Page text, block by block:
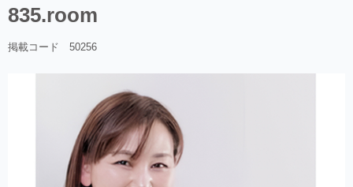
835.room
掲載コード 50256